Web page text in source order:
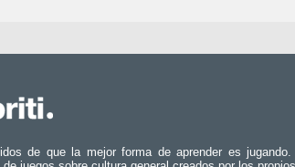
de que la mejor forma de aprender es